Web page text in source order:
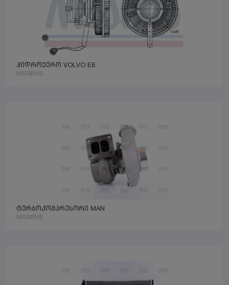
ჰიდროქურო VOLVO E6
NISSENS
ტურბოკომპრესორი MAN
NISSENS